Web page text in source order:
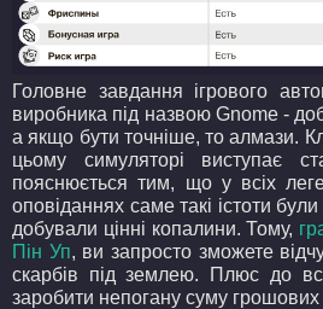
Головне завдання ігрового
виробника під назвою Gnome -
а якщо бути точніше, то алмази.
цьому симуляторі виступає
пояснюється тим, що у всіх
оповіданнях саме такі істоти
добували цінні копалини. Тому,
Пін Уп, ви запросто зможете
скарбів під землею. Плюс до
заробити непогану суму грошових